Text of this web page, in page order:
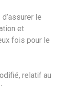
le
et
fois pour le
relatif au